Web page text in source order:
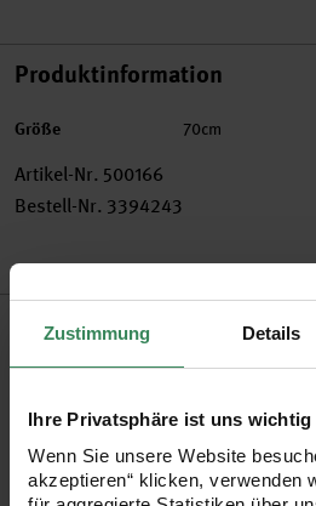
Zustimmung Details
Ihre Privatsphäre ist uns wichtig
Wenn Sie unsere Website
akzeptieren“ klicken, verwenden
Produktinformation
Größe 70cm
Artikel-Nr. 500166
Bestell-Nr. 3394243
Produktbeschreibung
traditionell mit einer
Schultüte gefeiert wird. Die
individuell gestaltet werden. Für